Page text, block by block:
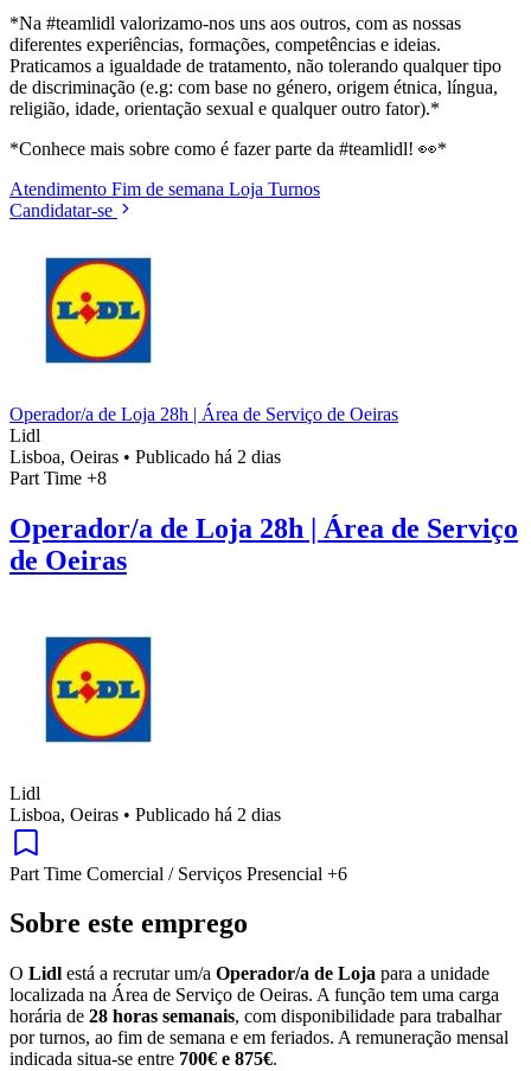
*Na #teamlidl valorizamo-nos uns aos outros, com as nossas
diferentes experiências, formações, competências e ideias.
Praticamos a igualdade de tratamento, não tolerando qualquer tipo
de discriminação (e.g: com base no género, origem étnica, língua,
religião, idade, orientação sexual e qualquer outro fator).*
*Conhece mais sobre como é fazer parte da #teamlidl! 👀*
Atendimento Fim de semana Loja Turnos
Candidatar-se
Operador/a de Loja 28h | Área de Serviço de Oeiras
Lidl
Lisboa, Oeiras • Publicado há 2 dias
Part Time +8
Operador/a de Loja 28h | Área de Serviço
de Oeiras
Lidl
Lisboa, Oeiras • Publicado há 2 dias
Part Time Comercial / Serviços Presencial +6
Sobre este emprego
O Lidl está a recrutar um/a Operador/a de Loja para a unidade
localizada na Área de Serviço de Oeiras. A função tem uma carga
horária de 28 horas semanais, com disponibilidade para trabalhar
por turnos, ao fim de semana e em feriados. A remuneração mensal
indicada situa-se entre 700€ e 875€.